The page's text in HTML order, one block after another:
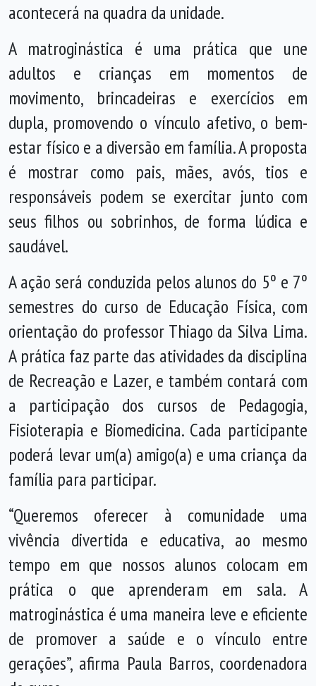
acontecerá na quadra da unidade.
A matroginástica é uma prática que une
adultos e crianças em momentos de
movimento, brincadeiras e exercícios em
dupla, promovendo o vínculo afetivo, o bem-
estar físico e a diversão em família. A proposta
é mostrar como pais, mães, avós, tios e
responsáveis podem se exercitar junto com
seus filhos ou sobrinhos, de forma lúdica e
saudável.
A ação será conduzida pelos alunos do 5º e 7º
semestres do curso de Educação Física, com
orientação do professor Thiago da Silva Lima.
A prática faz parte das atividades da disciplina
de Recreação e Lazer, e também contará com
a participação dos cursos de Pedagogia,
Fisioterapia e Biomedicina. Cada participante
poderá levar um(a) amigo(a) e uma criança da
família para participar.
“Queremos oferecer à comunidade uma
vivência divertida e educativa, ao mesmo
tempo em que nossos alunos colocam em
prática o que aprenderam em sala. A
matroginástica é uma maneira leve e eficiente
de promover a saúde e o vínculo entre
gerações”, afirma Paula Barros, coordenadora